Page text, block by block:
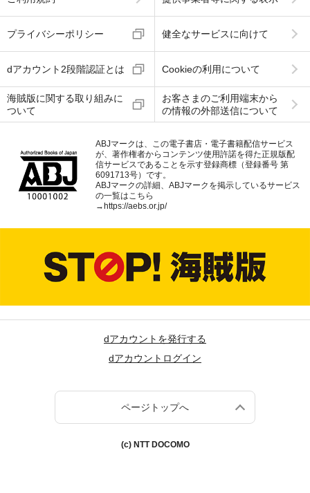
プライバシーポリシー 健全なサービスに向けて
dアカウント2段階認証とは Cookieの利用について
海賊版に関する取り組みに
ついて
お客さまのご利用端末から
の情報の外部送信について
ABJマークは、この電子書店・電子書籍配信サービス
が、著作権者からコンテンツ使用許諾を得た正規版配
信サービスであることを示す登録商標（登録番号 第
6091713号）です。
ABJマークの詳細、ABJマークを掲示しているサービス
の一覧はこちら
→ https://aebs.or.jp/
dアカウントを発行する
dアカウントログイン
ページトップへ
(c) NTT DOCOMO